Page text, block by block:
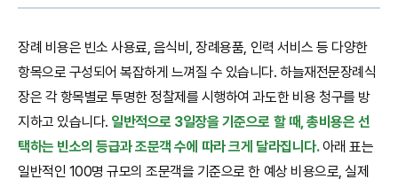
장례 비용은 빈소 사용료, 음식비, 장례용품, 인력 서비스 등 다양한
항목으로 구성되어 복잡하게 느껴질 수 있습니다. 하늘재전문장례식
장은 각 항목별로 투명한 정찰제를 시행하여 과도한 비용 청구를 방
지하고 있습니다. 일반적으로 3일장을 기준으로 할 때, 총비용은 선
택하는 빈소의 등급과 조문객 수에 따라 크게 달라집니다.아래 표는
일반적인 100명 규모의 조문객을 기준으로 한 예상 비용으로, 실제